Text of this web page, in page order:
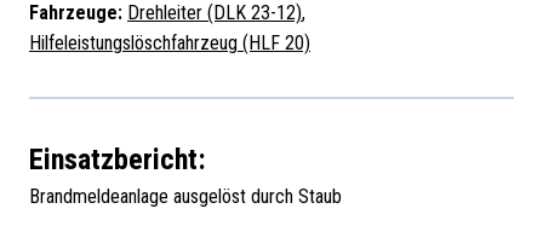
Fahrzeuge: Drehleiter (DLK 23-12),
Hilfeleistungslöschfahrzeug (HLF 20)
Einsatzbericht:
Brandmeldeanlage ausgelöst durch Staub